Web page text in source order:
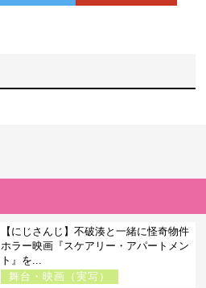
【にじさんじ】不破湊と一緒に怪奇物件
ホラー映画『スケアリー・アパートメン
ト』を...
舞台・映画（実写）